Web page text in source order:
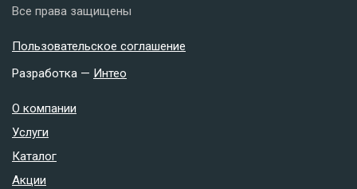
Все права защищены
Пользовательское соглашение
Разработка — Интео
О компании
Услуги
Каталог
Акции